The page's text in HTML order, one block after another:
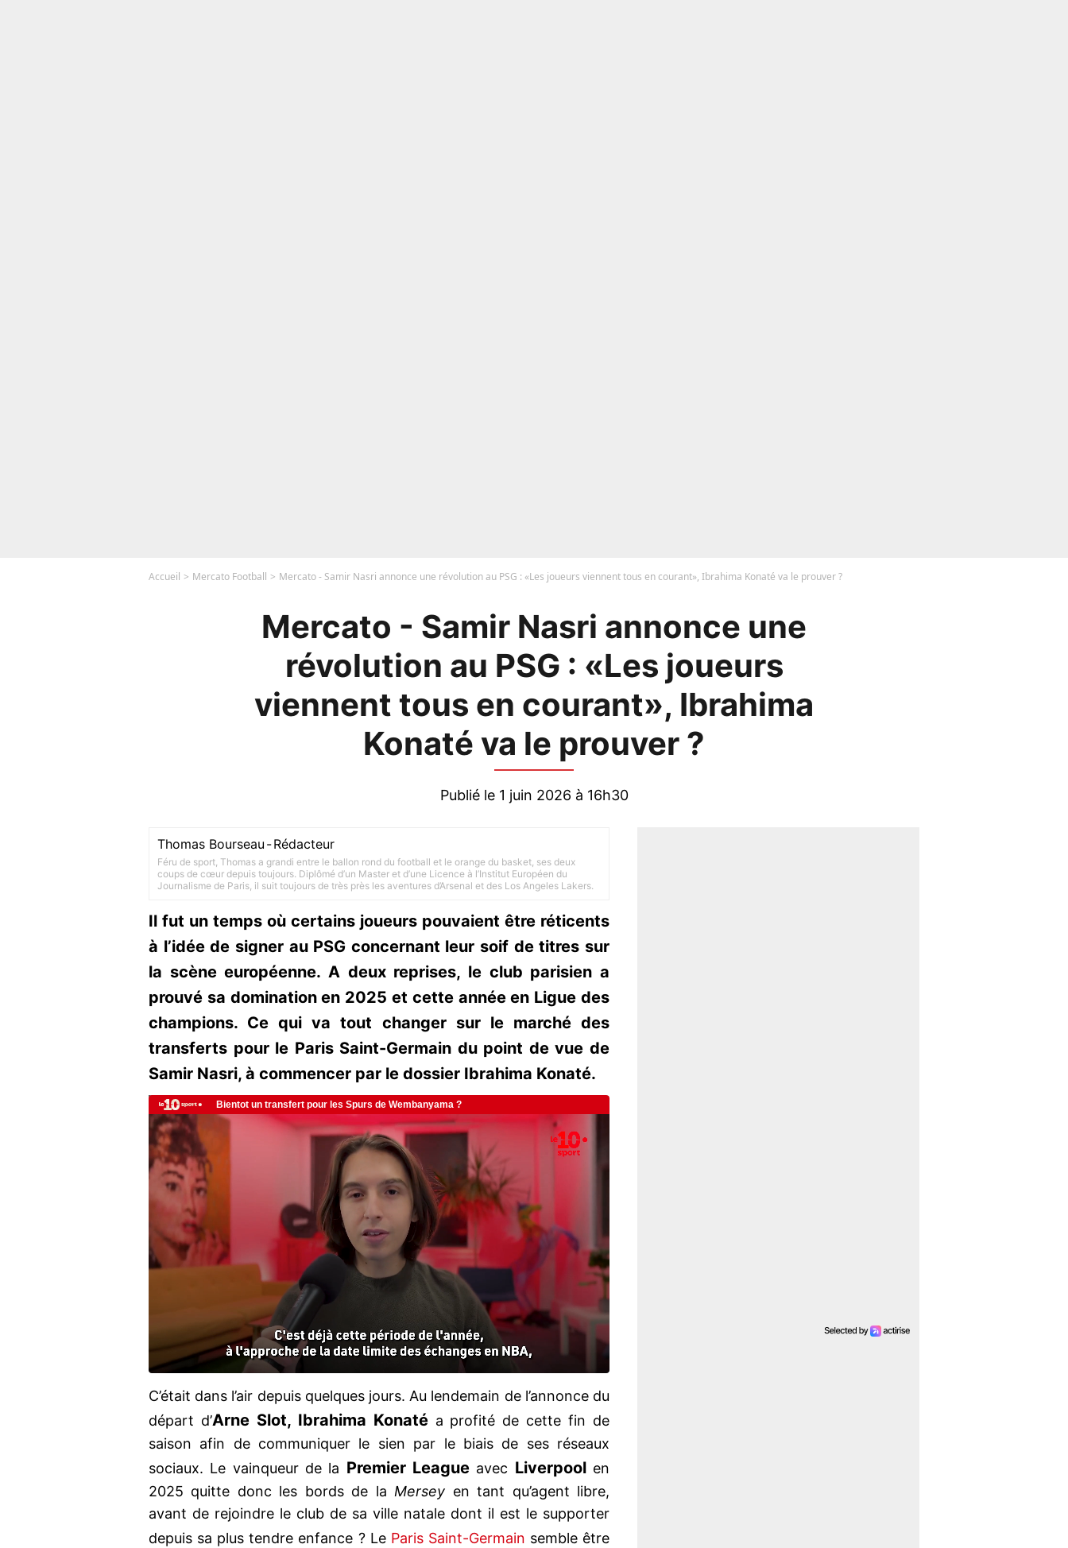
Accueil Mercato Football Mercato - Samir Nasri annonce une révolution au PSG : «Les joueurs viennent tous en courant», Ibrahima Konaté va le prouver ?
Mercato - Samir Nasri annonce une
révolution au PSG : «Les joueurs
viennent tous en courant», Ibrahima
Konaté va le prouver ?
Publié le 1 juin 2026 à 16h30
Thomas Bourseau -Rédacteur
Féru de sport, Thomas a grandi entre le ballon rond du football et le orange du basket, ses deux
coups de cœur depuis toujours. Diplômé d’un Master et d’une Licence à l’Institut Européen du
Journalisme de Paris, il suit toujours de très près les aventures d’Arsenal et des Los Angeles Lakers.
Il fut un temps où certains joueurs pouvaient être réticents
à l’idée de signer au PSG concernant leur soif de titres sur
la scène européenne. A deux reprises, le club parisien a
prouvé sa domination en 2025 et cette année en Ligue des
champions. Ce qui va tout changer sur le marché des
transferts pour le Paris Saint-Germain du point de vue de
Samir Nasri, à commencer par le dossier Ibrahima Konaté.
C’était dans l’air depuis quelques jours. Au lendemain de l’annonce du
départ d’Arne Slot, Ibrahima Konaté a profité de cette fin de
saison afin de communiquer le sien par le biais de ses réseaux
sociaux. Le vainqueur de la Premier League avec Liverpool en
2025 quitte donc les bords de laMersey en tant qu’agent libre,
avant de rejoindre le club de sa ville natale dont il est le supporter
depuis sa plus tendre enfance ? Le Paris Saint-Germain semble être